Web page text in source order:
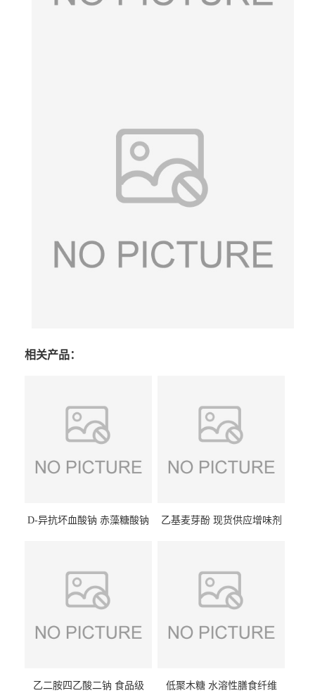
相关产品：
D-异抗坏血酸钠 赤藻糖酸钠
乙基麦芽酚 现货供应增味剂
乙二胺四乙酸二钠 食品级
低聚木糖 水溶性膳食纤维